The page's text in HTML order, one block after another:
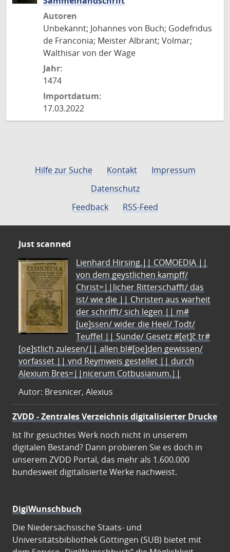
Autoren
Unbekannt; Johannes von Buch; Godefridus
de Franconia; Meister Albrant; Volmar;
Walthisar von der Wage
Jahr:
1474
Importdatum:
17.03.2022
Hilfe zur Suche Kontakt
Impressum
Datenschutz
Feedback
RSS-Feed
Just scanned
Lienhard Hirsing.|| COMOEDIA ||
von dem geystlichen kampff/
Christ=||licher Ritterschafft/ das
ist/ wie die || Christen aus warheit
der schrifft/ sich legen || m#
[ue]ssen/ wider die Heel/ Todt/
Teuffel || Sünde/ Gesetz #[et]c̃ tr#
[oe]stlich zulesen/|| allen bl#[oe]den gewissen/
vorfasset || vnd Reymweis gestellet || durch
Alexium Bres=||nicerum Cotbusianum.||
Autor: Bresnicer, Alexius
ZVDD - Zentrales Verzeichnis digitalisierter Drucke
Ist Ihr gesuchtes Werk noch nicht in unserem
digitalen Bestand? Dann probieren Sie es doch in
unserem ZVDD Portal, das mehr als 1.600.000
bundesweit digitalisierte Werke nachweist.
DigiWunschbuch
Die Niedersächsische Staats- und
Universitätsbibliothek Göttingen (SUB) bietet mit